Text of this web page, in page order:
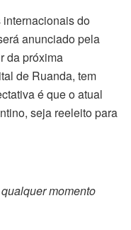
do
anunciado pela
da próxima
de Ruanda, tem
é que o atual
seja reeleito para
momento